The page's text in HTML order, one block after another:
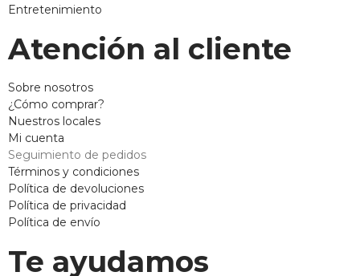
Entretenimiento
Atención al cliente
Sobre nosotros
¿Cómo comprar?
Nuestros locales
Mi cuenta
Seguimiento de pedidos
Términos y condiciones
Política de devoluciones
Política de privacidad
Política de envío
Te ayudamos